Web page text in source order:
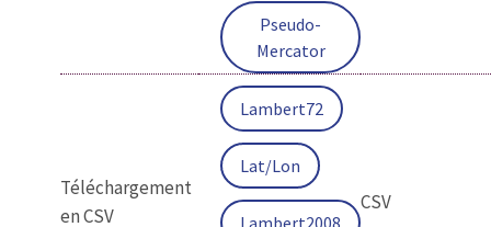
Pseudo-
Mercator
Téléchargement
en CSV
Lambert72
Lat/Lon
Lambert2008
CSV